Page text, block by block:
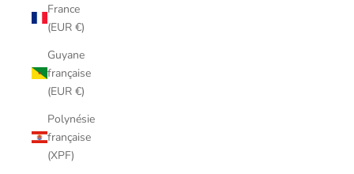
France
(EUR €)
Guyane
française
(EUR €)
Polynésie
française
(XPF)